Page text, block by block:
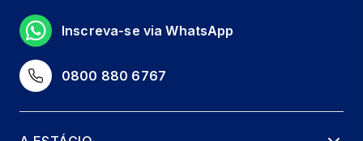
0800 880 6767
Inscreva-se via WhatsApp